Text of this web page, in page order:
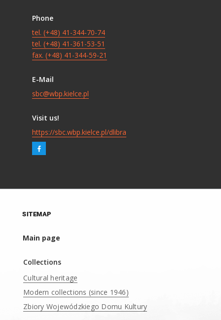
Phone
tel. (+48) 41-344-70-74
tel. (+48) 41-361-53-51
fax. (+48) 41-344-59-21
E-Mail
sbc@wbp.kielce.pl
Visit us!
https://sbc.wbp.kielce.pl/dlibra
SITEMAP
Main page
Collections
Cultural heritage
Modern collections (since 1946)
Zbiory Wojewódzkiego Domu Kultury